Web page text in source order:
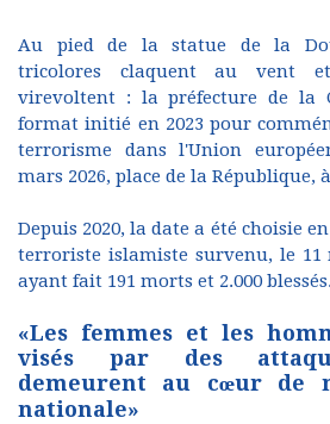
Au pied de la statue de la
tricolores claquent au vent
virevoltent : la préfecture de la
format initié en 2023 pour
terrorisme dans l'Union
mars 2026, place de la République,
Depuis 2020, la date a été choisie
terroriste islamiste survenu, le 11
ayant fait 191 morts et 2.000 blessés.
«Les femmes et les
visés par des
demeurent au cœur de
nationale»